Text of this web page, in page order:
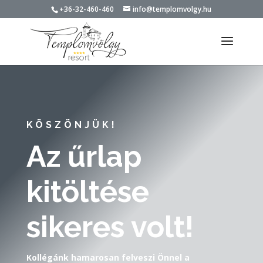
+36-32-460-460 info@templomvolgy.hu
KÖSZÖNJÜK!
Az űrlap
kitöltése
sikeres volt!
Kollégánk hamarosan felveszi Önnel a